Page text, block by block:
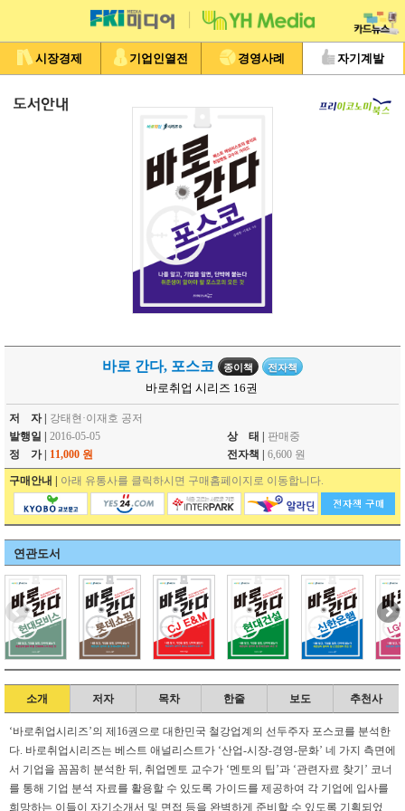
시장경제 기업인열전 경영사례 자기계발
바로 간다, 포스코 종이책 전자책
바로취업 시리즈 16권
저 자 | 강태현·이재호 공저
발행일 | 2016-05-05 상 태 | 판매중
정 가 | 11,000 원 전자책 | 6,600 원
구매안내 | 아래 유통사를 클릭하시면 구매홈페이지로 이동합니다.
연관도서
소개 저자 목차 한줄 보도 추천사
‘바로취업시리즈’의 제16권으로 대한민국 철강업계의 선두주자 포스코를 분석한
다. 바로취업시리즈는 베스트 애널리스트가 ‘산업-시장-경영-문화’ 네 가지 측면에
서 기업을 꼼꼼히 분석한 뒤, 취업멘토 교수가 ‘멘토의 팁’과 ‘관련자료 찾기’ 코너
를 통해 기업 분석 자료를 활용할 수 있도록 가이드를 제공하여 각 기업에 입사를
희망하는 이들이 자기소개서 및 면접 등을 완벽하게 준비할 수 있도록 기획되었